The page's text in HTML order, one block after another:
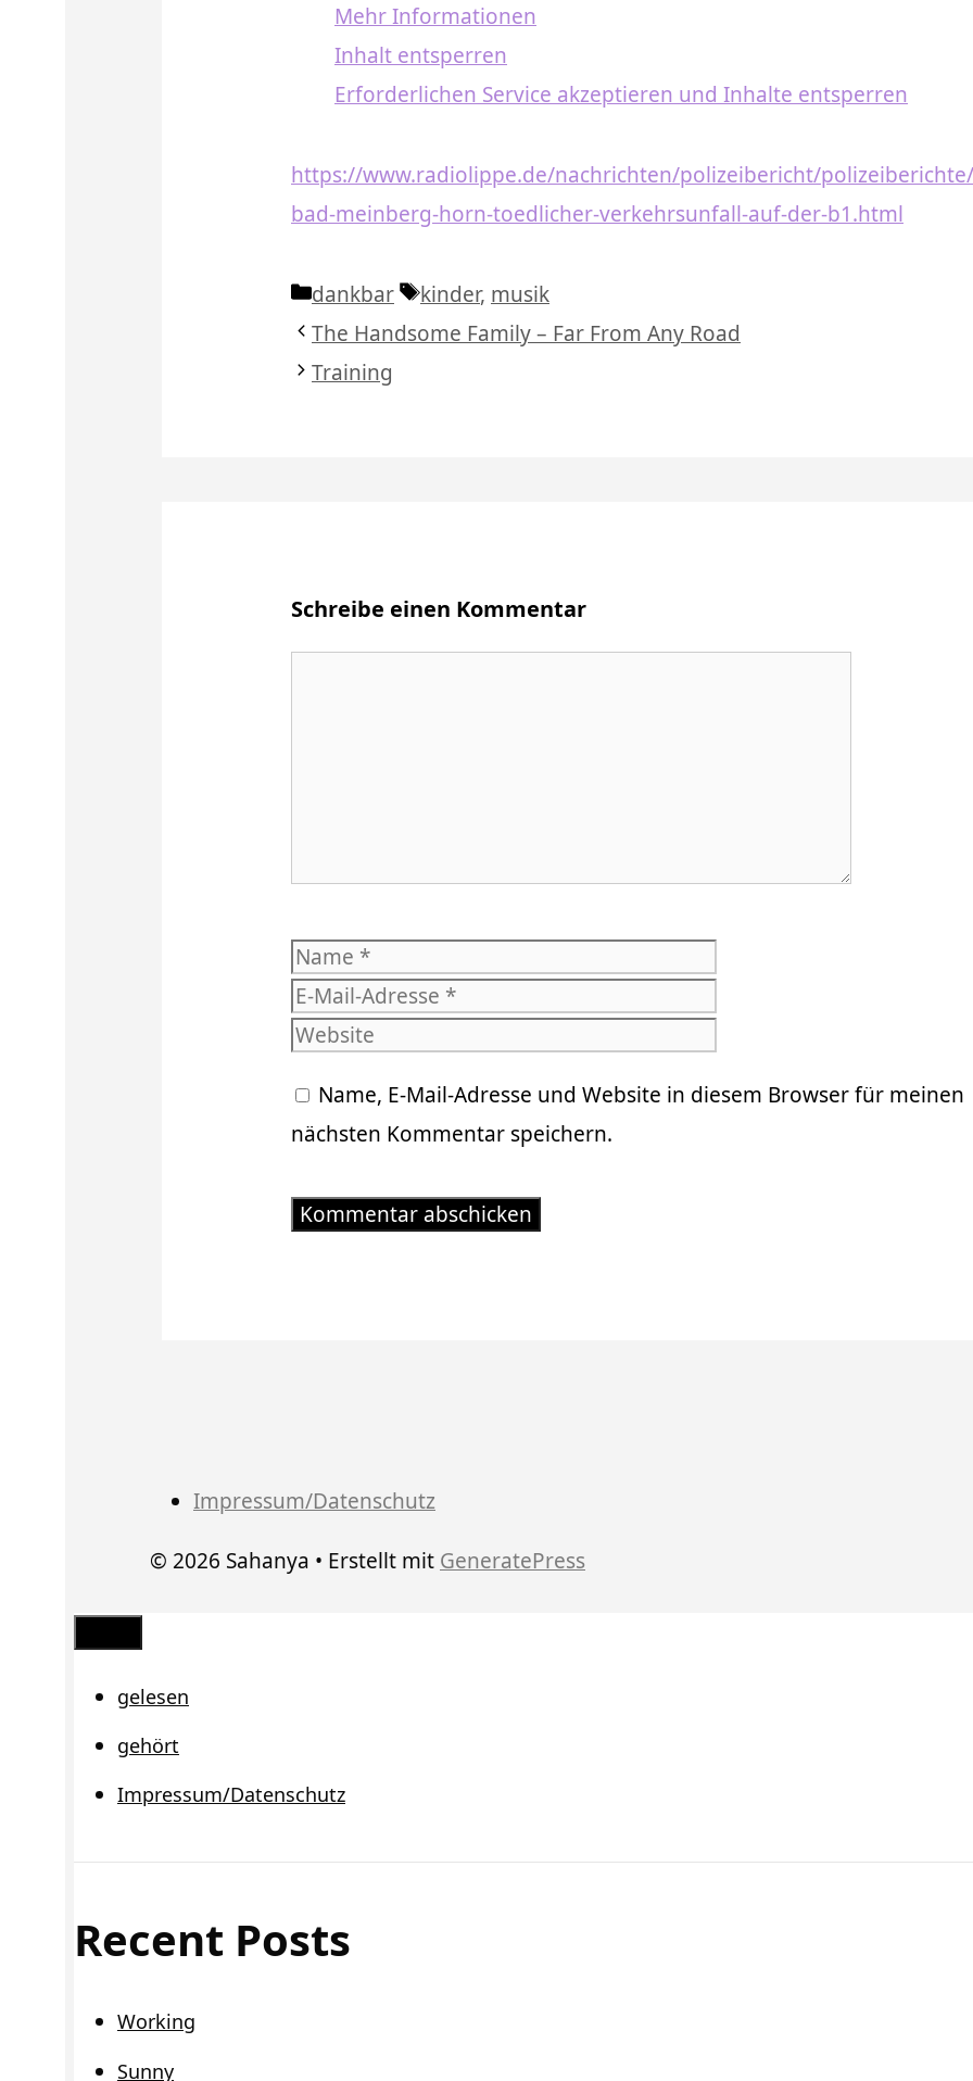
Mehr Informationen
Inhalt entsperren
Erforderlichen Service akzeptieren und Inhalte entsperren
https://www.radiolippe.de/nachrichten/polizeibericht/
bad-meinberg-horn-toedlicher-verkehrsunfall-auf-der-b1.html
Kategorien
dankbar Schlagwörter
kinder, musik
The Handsome Family – Far From Any Road
Training
Schreibe einen Kommentar
Name
Name, E-Mail-Adresse und Website in diesem Browser für meinen
nächsten Kommentar speichern.
Impressum/Datenschutz
© 2026 Sahanya • Erstellt mit GeneratePress
Schließen
gelesen
gehört
Impressum/Datenschutz
Recent Posts
Working
Sunny